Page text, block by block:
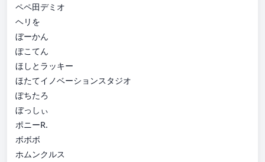
ペペ田デミオ
ヘリを
ぼーかん
ぽこてん
ほしとラッキー
ほたてイノベーションスタジオ
ぽちたろ
ぼっしぃ
ポニーR.
ボボボ
ホムンクルス